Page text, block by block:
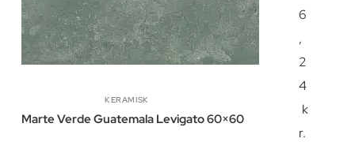
KERAMISK
Marte Verde Guatemala Levigato 60×60
6
,
2
4
k
r.